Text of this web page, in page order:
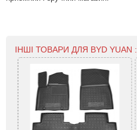
ІНШІ ТОВАРИ ДЛЯ BYD YUAN :